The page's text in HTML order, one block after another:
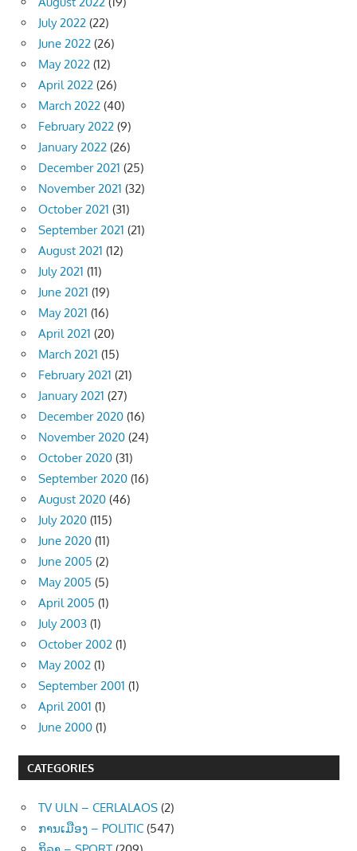
July 2022 (22)
June 2022 (26)
May 2022 (12)
April 2022 (26)
March 2022 (40)
February 2022 (9)
January 2022 (26)
December 2021 (25)
November 2021 (32)
October 2021 (31)
September 2021 (21)
August 2021 (12)
July 2021 (11)
June 2021 (19)
May 2021 (16)
April 2021 (20)
March 2021 (15)
February 2021 (21)
January 2021 (27)
December 2020 (16)
November 2020 (24)
October 2020 (31)
September 2020 (16)
August 2020 (46)
July 2020 (115)
June 2020 (11)
June 2005 (2)
May 2005 (5)
April 2005 (1)
July 2003 (1)
October 2002 (1)
May 2002 (1)
September 2001 (1)
April 2001 (1)
June 2000 (1)
CATEGORIES
TV ULN – CERLALAOS (2)
ການເມືອງ – POLITIC (547)